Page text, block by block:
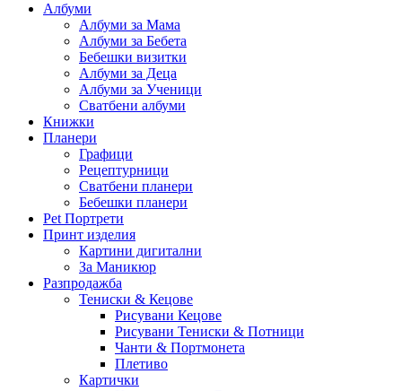
Албуми
Албуми за Мама
Албуми за Бебета
Бебешки визитки
Албуми за Деца
Албуми за Ученици
Сватбени албуми
Книжки
Планери
Графици
Рецептурници
Сватбени планери
Бебешки планери
Pet Портрети
Принт изделия
Картини дигитални
За Маникюр
Разпродажба
Тениски & Кецове
Рисувани Кецове
Рисувани Тениски & Потници
Чанти & Портмонета
Плетиво
Картички